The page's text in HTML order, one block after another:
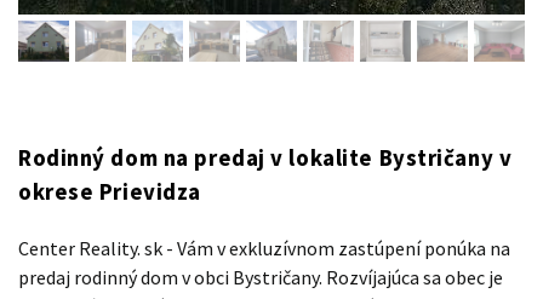
Rodinný dom na predaj v lokalite Bystričany v
okrese Prievidza
Center Reality. sk - Vám v exkluzívnom zastúpení ponúka na
predaj rodinný dom v obci Bystričany. Rozvíjajúca sa obec je